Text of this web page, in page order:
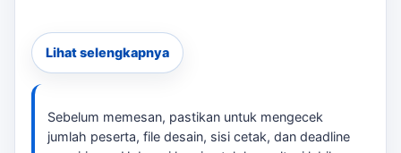
Pertimbangkan jumlah peserta dan distribusi balon saat
memilih desain. Sebagai pembanding internal,
tepuk Bogordapat dipakai untuk melihat opsi layanan
lain sebelum finalisasi kebutuhan.
Opsi Desain dan Produksi
Lihat selengkapnya
Sebelum memesan, pastikan untuk mengecek
jumlah peserta, file desain, sisi cetak, dan deadline